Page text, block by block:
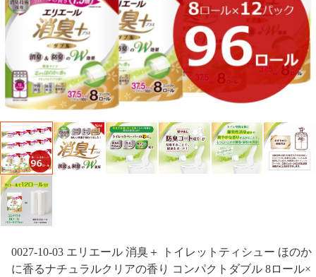
0027-10-03 エリエール 消臭＋ トイレットティシュー ほのか
に香るナチュラルクリアの香り コンパクトダブル 8ロール×